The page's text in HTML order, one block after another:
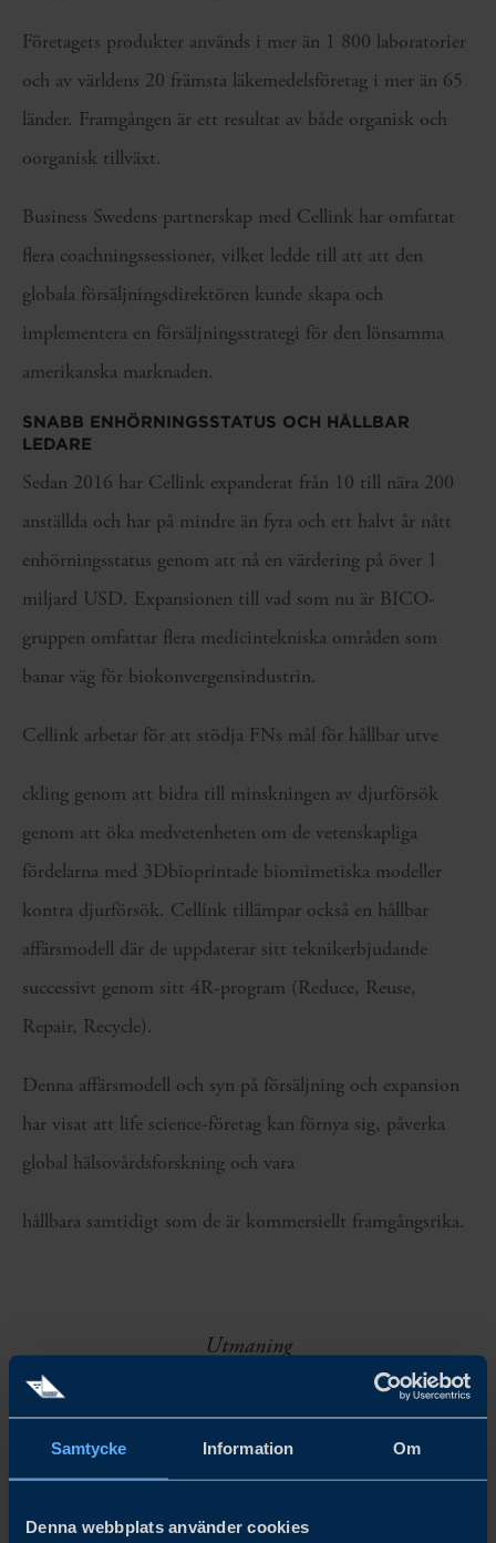
Samtycke Information Om
Denna webbplats använder cookies
Företagets produkter används i mer än 1 800 laboratorier
och av världens 20 främsta läkemedelsföretag i mer än 65
länder. Framgången är ett resultat av både organisk och
oorganisk tillväxt.
Business Swedens partnerskap med Cellink har omfattat
flera coachningssessioner, vilket ledde till att att den
globala försäljningsdirektören kunde skapa och
implementera en försäljningsstrategi för den lönsamma
amerikanska marknaden.
SNABB ENHÖRNINGSSTATUS OCH HÅLLBAR
LEDARE
Sedan 2016 har Cellink expanderat från 10 till nära 200
anställda och har på mindre än fyra och ett halvt år nått
enhörningsstatus genom att nå en värdering på över 1
miljard USD. Expansionen till vad som nu är BICO-
gruppen omfattar flera medicintekniska områden som
banar väg för biokonvergensindustrin.
Cellink arbetar för att stödja FNs mål för hållbar utve
ckling genom att bidra till minskningen av djurförsök
genom att öka medvetenheten om de vetenskapliga
fördelarna med 3Dbioprintade biomimetiska modeller
kontra djurförsök. Cellink tillämpar också en hållbar
affärsmodell där de uppdaterar sitt teknikerbjudande
successivt genom sitt 4R-program (Reduce, Reuse,
Repair, Recycle).
Denna affärsmodell och syn på försäljning och expansion
har visat att life science-företag kan förnya sig, påverka
global hälsovårdsforskning och vara
hållbara samtidigt som de är kommersiellt framgångsrika.
Utmaning